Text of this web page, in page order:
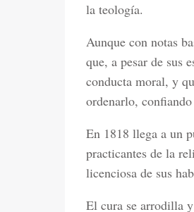
la teología.
Aunque con notas
que, a pesar de sus
conducta moral, y
ordenarlo,
En 1818 llega a un
practicantes de la
licenciosa de sus
El cura se arrodilla